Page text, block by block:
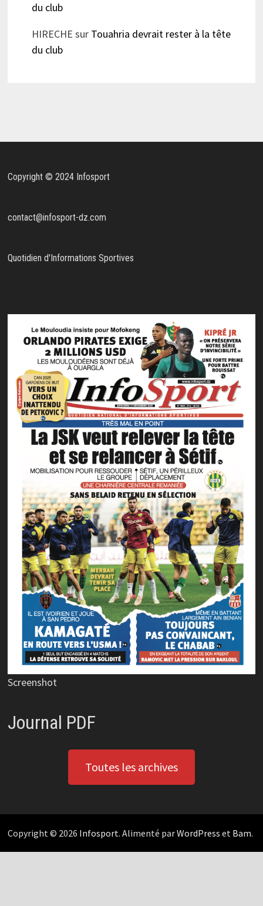
du club
HIRECHE sur Touahria devrait rester à la tête
du club
Copyright © 2024 Infosport
contact@infosport-dz.com
Quotidien d'Informations Sportives
Screenshot
Journal PDF
Toutes les archives
Copyright © 2026 Infosport. Alimenté parWordPress et Bam.